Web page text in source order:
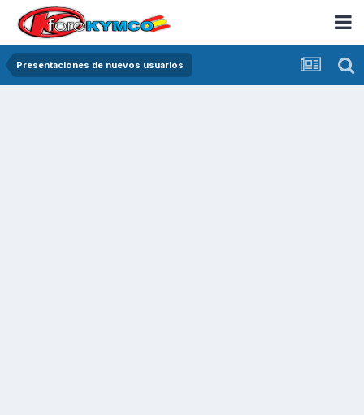
Presentaciones de nuevos usuarios